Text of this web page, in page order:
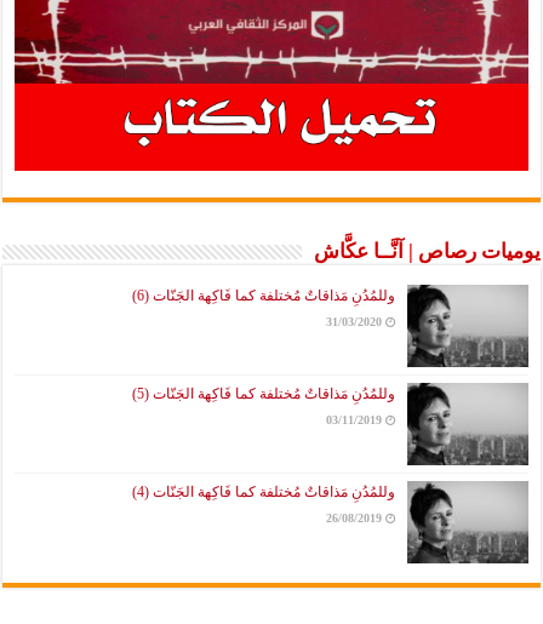
يوميات رصاص | آنَّــا عكَّاش
وللمُدُنِ مَذاقاتٌ مُختلفة كما فَاكِهة الجَنّات (6)
31/03/2020
وللمُدُنِ مَذاقاتٌ مُختلفة كما فَاكِهة الجَنّات (5)
03/11/2019
وللمُدُنِ مَذاقاتٌ مُختلفة كما فَاكِهة الجَنّات (4)
26/08/2019